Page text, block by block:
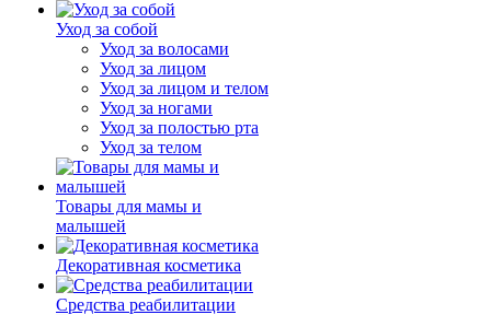
Уход за собой
Уход за волосами
Уход за лицом
Уход за лицом и телом
Уход за ногами
Уход за полостью рта
Уход за телом
Товары для мамы и
малышей
Декоративная косметика
Средства реабилитации